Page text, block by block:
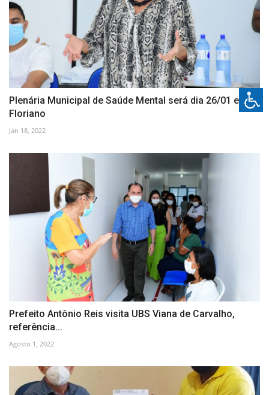
Plenária Municipal de Saúde Mental será dia 26/01 em
Floriano
Jan 18, 2022
Prefeito Antônio Reis visita UBS Viana de Carvalho,
referência...
Agosto 1, 2022